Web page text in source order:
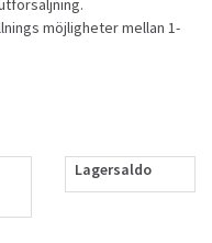
möjligheter mellan 1-
Lagersaldo